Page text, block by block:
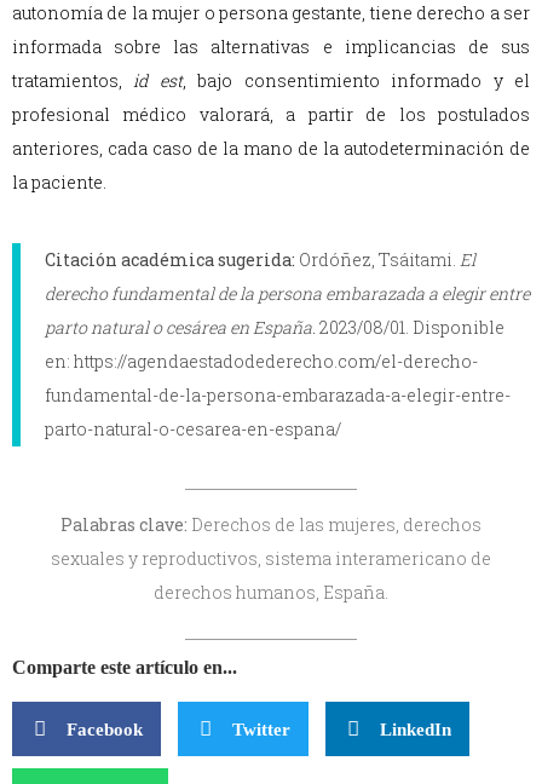
autonomía de la mujer o persona gestante, tiene derecho a ser
informada sobre las alternativas e implicancias de sus
tratamientos,id est, bajo consentimiento informado y el
profesional médico valorará, a partir de los postulados
anteriores, cada caso de la mano de la autodeterminación de
la paciente.
Citación académica sugerida: Ordóñez, Tsáitami. El
derecho fundamental de la persona embarazada a elegir entre
parto natural o cesárea en España. 2023/08/01. Disponible
en: https://agendaestadodederecho.com/el-derecho-
fundamental-de-la-persona-embarazada-a-elegir-entre-
parto-natural-o-cesarea-en-espana/
Palabras clave: Derechos de las mujeres, derechos
sexuales y reproductivos, sistema interamericano de
derechos humanos, España.
Comparte este artículo en...
Facebook Twitter LinkedIn